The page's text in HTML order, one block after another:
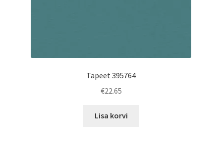
Tapeet 395764
€22.65
Lisa korvi